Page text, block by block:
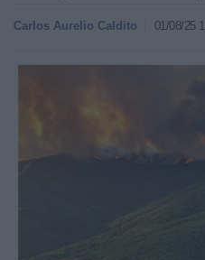
Carlos Aurelio Caldito 01/08/25